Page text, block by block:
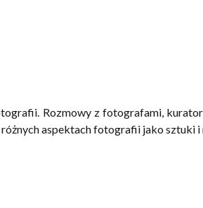
Rozmowy z fotografami,
aspektach fotografii jako sztuki i